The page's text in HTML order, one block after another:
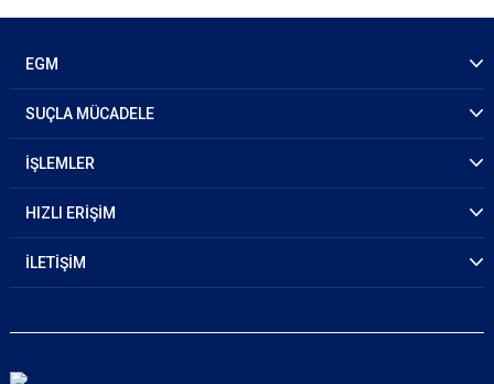
EGM
SUÇLA MÜCADELE
İŞLEMLER
HIZLI ERİŞİM
İLETİŞİM